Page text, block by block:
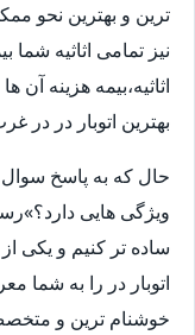
ترین و بهترین نحو
نیز تمامی اثاثیه
اثاثیه،بیمه هزینه آن
بهترین اتوبار در در
حال که به پاسخ سوال
ویژگی هایی
ساده تر کنیم و یکی
اتوبار در را به شما
خوشنام ترین و